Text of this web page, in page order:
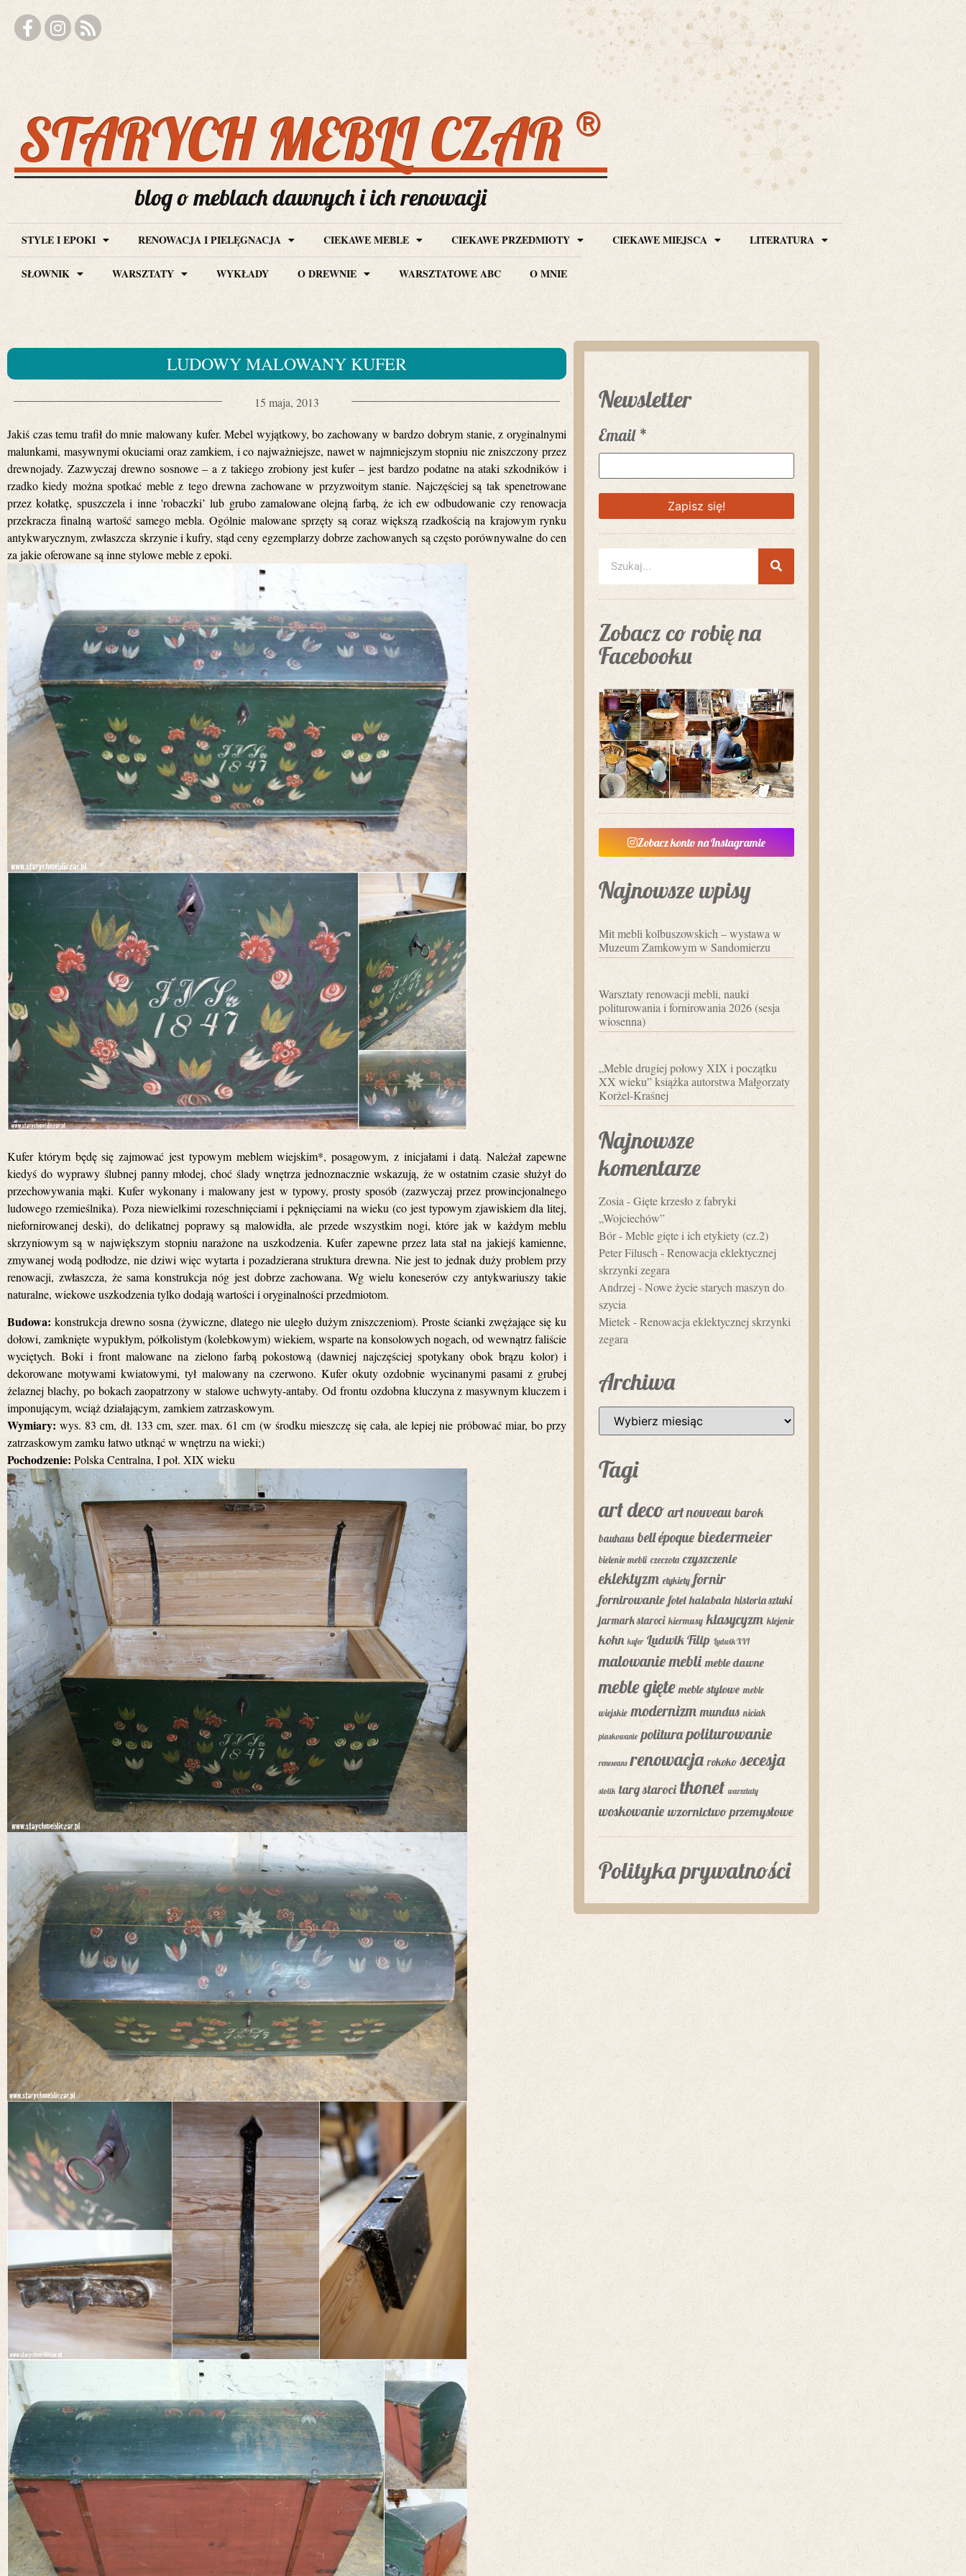
STARYCH MEBLI CZAR®
blog o meblach dawnych i ich renowacji
STYLE I EPOKI RENOWACJA I PIELĘGNACJA CIEKAWE MEBLE CIEKAWE PRZEDMIOTY CIEKAWE MIEJSCA LITERATURA
SŁOWNIK WARSZTATY WYKŁADY O DREWNIE WARSZTATOWE ABC O MNIE
LUDOWY MALOWANY KUFER
15 maja, 2013
Jakiś czas temu trafił do mnie malowany kufer. Mebel wyjątkowy, bo zachowany w bardzo dobrym stanie, z oryginalnymi
malunkami, masywnymi okuciami oraz zamkiem, i co najważniejsze, nawet w najmniejszym stopniu nie zniszczony przez
drewnojady. Zazwyczaj drewno sosnowe – a z takiego zrobiony jest kufer – jest bardzo podatne na ataki szkodników i
rzadko kiedy można spotkać meble z tego drewna zachowane w przyzwoitym stanie. Najczęściej są tak spenetrowane
przez kołatkę, spuszczela i inne 'robaczki’ lub grubo zamalowane olejną farbą, że ich ew odbudowanie czy renowacja
przekracza finalną wartość samego mebla. Ogólnie malowane sprzęty są coraz większą rzadkością na krajowym rynku
antykwarycznym, zwłaszcza skrzynie i kufry, stąd ceny egzemplarzy dobrze zachowanych są często porównywalne do cen
za jakie oferowane są inne stylowe meble z epoki.
Kufer którym będę się zajmować jest typowym meblem wiejskim*, posagowym, z inicjałami i datą. Należał zapewne
kiedyś do wyprawy ślubnej panny młodej, choć ślady wnętrza jednoznacznie wskazują, że w ostatnim czasie służył do
przechowywania mąki. Kufer wykonany i malowany jest w typowy, prosty sposób (zazwyczaj przez prowincjonalnego
ludowego rzemieślnika). Poza niewielkimi rozeschnięciami i pęknięciami na wieku (co jest typowym zjawiskiem dla litej,
niefornirowanej deski), do delikatnej poprawy są malowidła, ale przede wszystkim nogi, które jak w każdym meblu
skrzyniowym są w największym stopniu narażone na uszkodzenia. Kufer zapewne przez lata stał na jakiejś kamienne,
zmywanej wodą podłodze, nie dziwi więc wytarta i pozadzierana struktura drewna. Nie jest to jednak duży problem przy
renowacji, zwłaszcza, że sama konstrukcja nóg jest dobrze zachowana. Wg wielu koneserów czy antykwariuszy takie
naturalne, wiekowe uszkodzenia tylko dodają wartości i oryginalności przedmiotom.
Budowa: konstrukcja drewno sosna (żywiczne, dlatego nie uległo dużym zniszczeniom). Proste ścianki zwężające się ku
dołowi, zamknięte wypukłym, półkolistym (kolebkowym) wiekiem, wsparte na konsolowych nogach, od wewnątrz faliście
wyciętych. Boki i front malowane na zielono farbą pokostową (dawniej najczęściej spotykany obok brązu kolor) i
dekorowane motywami kwiatowymi, tył malowany na czerwono. Kufer okuty ozdobnie wycinanymi pasami z grubej
żelaznej blachy, po bokach zaopatrzony w stalowe uchwyty-antaby. Od frontu ozdobna kluczyna z masywnym kluczem i
imponującym, wciąż działającym, zamkiem zatrzaskowym.
Wymiary: wys. 83 cm, dł. 133 cm, szer. max. 61 cm (w środku mieszczę się cała, ale lepiej nie próbować miar, bo przy
zatrzaskowym zamku łatwo utknąć w wnętrzu na wieki;)
Pochodzenie: Polska Centralna, I poł. XIX wieku
Newsletter
Email *
Zobacz co robię na
Facebooku
Zobacz konto na Instagramie
Najnowsze wpisy
Mit mebli kolbuszowskich – wystawa w
Muzeum Zamkowym w Sandomierzu
Warsztaty renowacji mebli, nauki
politurowania i fornirowania 2026 (sesja
wiosenna)
„Meble drugiej połowy XIX i początku
XX wieku” książka autorstwa Małgorzaty
Korżel-Kraśnej
Najnowsze
komentarze
Zosia -Gięte krzesło z fabryki
„Wojciechów”
Bór-Meble gięte i ich etykiety (cz.2)
Peter Filusch -Renowacja eklektycznej
skrzynki zegara
Andrzej -Nowe życie starych maszyn do
szycia
Mietek-Renowacja eklektycznej skrzynki
zegara
Archiwa
Tagi
art deco art nouveau barok
bauhaus bell époque biedermeier
bielenie mebli czeczota czyszczenie
eklektyzm etykiety fornir
fornirowanie fotel halabala historia sztuki
jarmark staroci kiermusy klasycyzm klejenie
kohn kufer Ludwik Filip Ludwik XVI
malowanie mebli meble dawne
meble gięte meble stylowe meble
wiejskie modernizm mundus niciak
piaskowanie politura politurowanie
reneseans renowacja rokoko secesja
stolik targ staroci thonet warsztaty
woskowanie wzornictwo przemysłowe
Polityka prywatności